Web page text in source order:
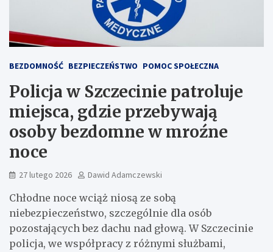
BEZDOMNOŚĆ BEZPIECZEŃSTWO POMOC SPOŁECZNA
Policja w Szczecinie patroluje
miejsca, gdzie przebywają
osoby bezdomne w mroźne
noce
27 lutego 2026 Dawid Adamczewski
Chłodne noce wciąż niosą ze sobą
niebezpieczeństwo, szczególnie dla osób
pozostających bez dachu nad głową. W Szczecinie
policja, we współpracy z różnymi służbami,